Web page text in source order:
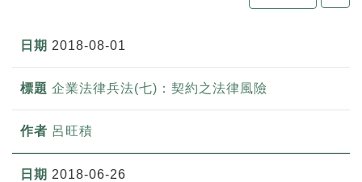
2018-08-01
企業法律兵法(七)：契約之法律風險
呂旺積
2018-06-26